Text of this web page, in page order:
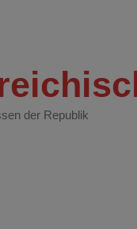
der Republik